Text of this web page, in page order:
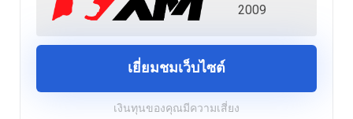
2009
เยี่ยมชมเว็บไซต์
เงินทุนของคุณมีความเสี่ยง